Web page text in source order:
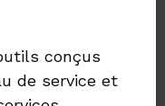
conçus
de service et